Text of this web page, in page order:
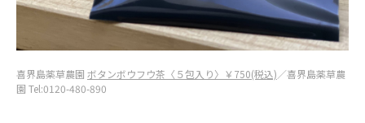
喜界島薬草農園 ボタンボウフウ茶〈５包入り〉￥750(税込)／喜界島薬草農
園 Tel:0120-480-890